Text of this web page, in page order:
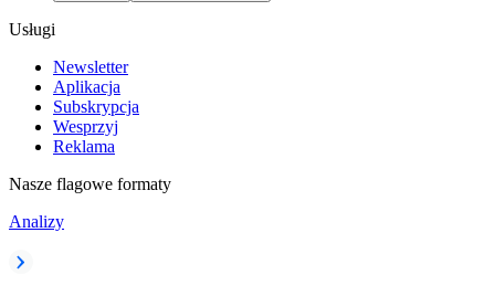
Usługi
Newsletter
Aplikacja
Subskrypcja
Wesprzyj
Reklama
Nasze flagowe formaty
Analizy